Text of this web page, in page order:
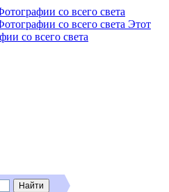
Этот
со всего света